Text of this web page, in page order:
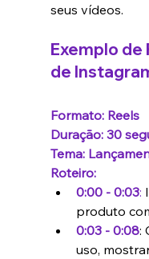
seus vídeos.
Exemplo de
de
Formato: Reels
Duração: 30
Tema:
Roteiro:
0:00 - 0:03:
produto
0:03 - 0:08:
uso,